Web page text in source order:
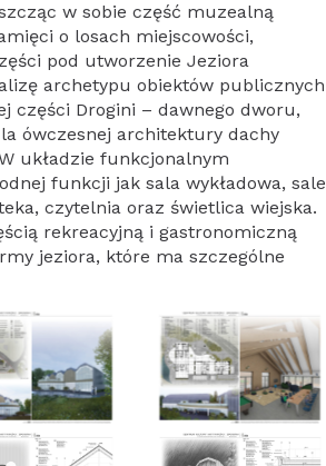
w sobie część muzealną
o losach miejscowości,
pod utworzenie Jeziora
archetypu obiektów publicznych
części Drogini – dawnego dworu,
ówczesnej architektury dachy
układzie funkcjonalnym
funkcji jak sala wykładowa, sale
czytelnia oraz świetlica wiejska.
rekreacyjną i gastronomiczną
jeziora, które ma szczególne